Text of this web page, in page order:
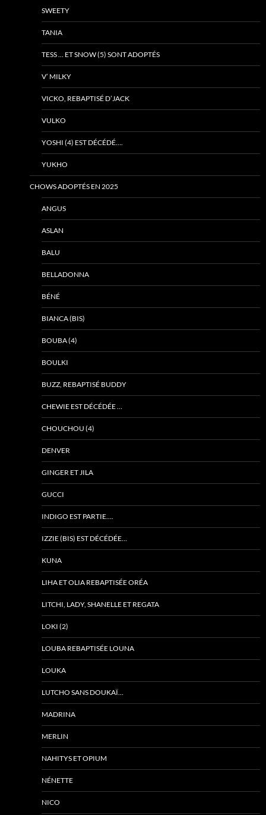
SWEETY
TANIA
TESS … ET SNOW (5) SONT ADOPTÉS
V’ MILKY
VICKO, REBAPTISÉ D’JACK
VULKO
YOSHI (4) EST DÉCÉDÉ….
YUKHO
CHOWS ADOPTÉS EN 2025
ANGUS
ASLAN
BALU
BELLADONNA
BÉNÉ
BIANCA (BIS)
BOUBA (4)
BOULKI
BUZZ, REBAPTISÉ BUDDY
CHEWIE EST DÉCÉDÉE …
CHOUCHOU (4)
DENVER
GINGER ET JILA
GUCCI
INDIGO EST PARTIE….
IZZIE (BIS) EST DÉCÉDÉE…
KUNA
LIHA ET OLIA REBAPTISÉE ORÉA
LITCHI, LADY, SHANELLE ET REGATA
LOKI (2)
LOUBA REBAPTISÉE LOUNA
LOUKA
LUTCHO SANS DOUKAÏ…
MADRINA
MERLIN
NAHITYS ET OPIUM
NÉNETTE
NICO